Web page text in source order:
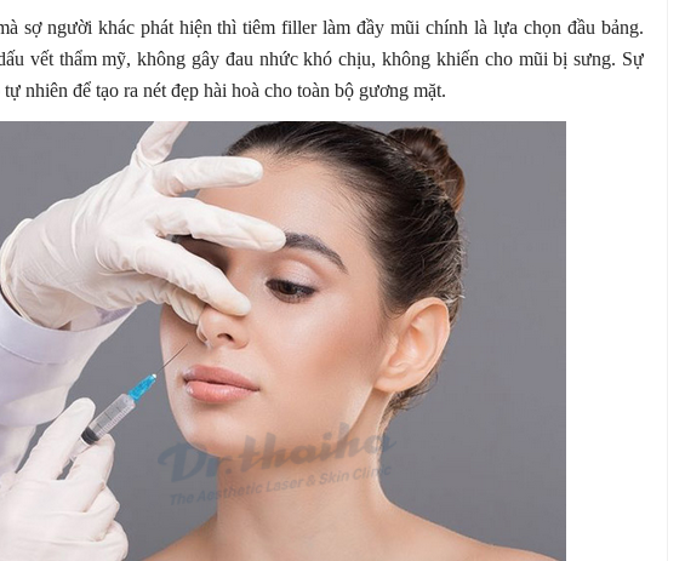
sợ người khác phát hiện thì tiêm filler làm đầy mũi chính là lựa chọn đầu bảng.
vết thẩm mỹ, không gây đau nhức khó chịu, không khiến cho mũi bị sưng. Sự
nhiên để tạo ra nét đẹp hài hoà cho toàn bộ gương mặt.